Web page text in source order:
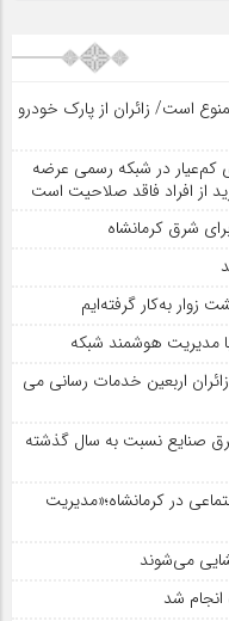
است/ زائران از پارک خودرو
کم‌عیار در شبکه رسمی عرضه
از افراد فاقد صلاحیت است
شرق کرمانشاه
به‌کار گرفته‌ایم
مدیریت هوشمند شبکه
اربعین خدمات رسانی می
صنایع نسبت به سال گذشته
در کرمانشاه؛«مدیریت
می‌شوند
انجام شد